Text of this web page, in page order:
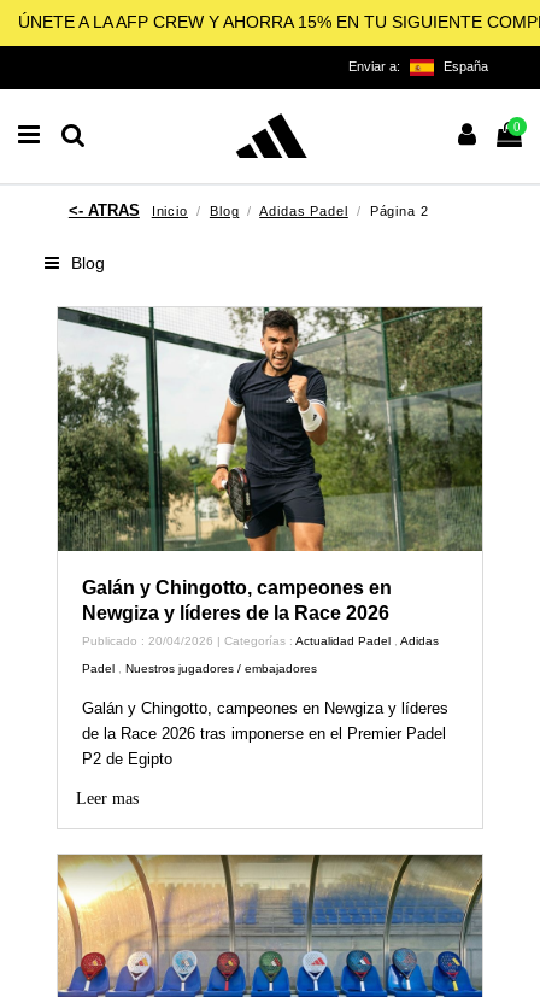
ÚNETE A LA AFP CREW Y AHORRA 15% EN TU SIGUIENTE
Enviar a: España
0
Inicio Blog Adidas Padel Página 2
Blog
Galán y Chingotto, campeones en
Newgiza y líderes de la Race 2026
Publicado : 20/04/2026 | Categorías :Actualidad Padel ,Adidas
Padel ,Nuestros jugadores / embajadores
Galán y Chingotto, campeones en Newgiza y líderes
de la Race 2026 tras imponerse en el Premier Padel
P2 de Egipto
Leer mas